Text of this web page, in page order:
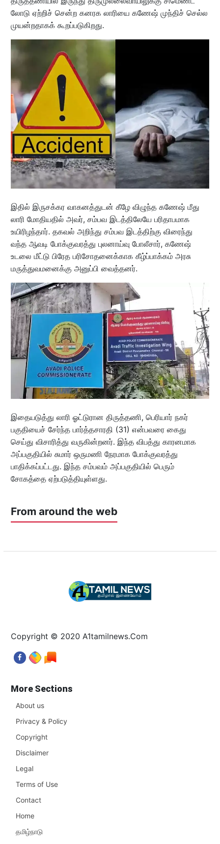
லோடு ஏற்றிச் சென்ற கனரக லாரியை கணேஷ் முந்திச் செல்ல
முயன்றதாகக் கூறப்படுகிறது.
இதில் இருசக்கர வாகனத்துடன் கீழே விழுந்த கணேஷ் மீது
லாரி மோதியதில் அவர், சம்பவ இடத்திலேயே பரிதாபமாக
உயிரிழந்தார். தகவல் அறிந்து சம்பவ இடத்திற்கு விரைந்து
வந்த ஆவடி போக்குவரத்து புலனாய்வு போலீசார், கணேஷ்
உடலை மீட்டு பிரேத பரிசோதனைக்காக கீழ்ப்பாக்கம் அரசு
மருத்துவமனைக்கு அனுப்பி வைத்தனர்.
இதையடுத்து லாரி ஓட்டுரான திருத்தணி, பெரியார் நகர்
பகுதியைச் சேர்ந்த பார்த்தசாரதி (31) என்பவரை கைது
செய்து விசாரித்து வருகின்றனர். இந்த விபத்து காரனமாக
அப்பகுதியில் சுமார் ஒருமணி நேரமாக போக்குவரத்து
பாதிக்கப்பட்டது. இந்த சம்பவம் அப்பகுதியில் பெரும்
சோகத்தை ஏற்படுத்தியுள்ளது.
From around the web
Copyright © 2020 A1tamilnews.Com
More Sections
About us
Privacy & Policy
Copyright
Disclaimer
Legal
Terms of Use
Contact
Home
தமிழ்நாடு